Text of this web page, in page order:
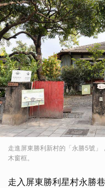
走進屏東勝利新村的「永勝5號」
木窗框。
走入屏東勝利星村永勝